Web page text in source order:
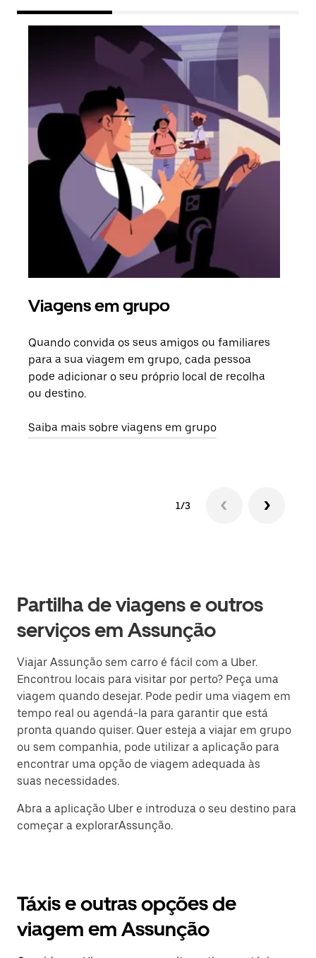
Viagens em grupo
Quando convida os seus amigos ou familiares
para a sua viagem em grupo, cada pessoa
pode adicionar o seu próprio local de recolha
ou destino.
Saiba mais sobre viagens em grupo
1/3
Partilha de viagens e outros
serviços em Assunção
Viajar Assunção sem carro é fácil com a Uber.
Encontrou locais para visitar por perto? Peça uma
viagem quando desejar. Pode pedir uma viagem em
tempo real ou agendá-la para garantir que está
pronta quando quiser. Quer esteja a viajar em grupo
ou sem companhia, pode utilizar a aplicação para
encontrar uma opção de viagem adequada às
suas necessidades.
Abra a aplicação Uber e introduza o seu destino para
começar a explorarAssunção.
Táxis e outras opções de
viagem em Assunção